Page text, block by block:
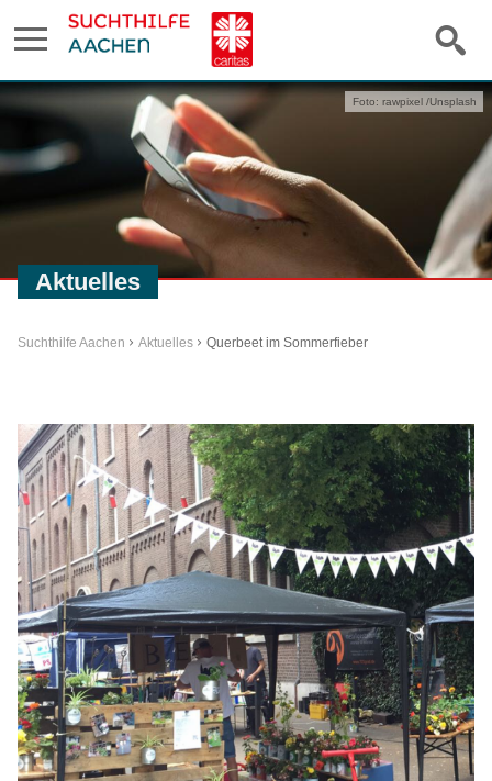
Aktuelles
Foto: rawpixel /Unsplash
Suchthilfe Aachen Aktuelles Querbeet im Sommerfieber